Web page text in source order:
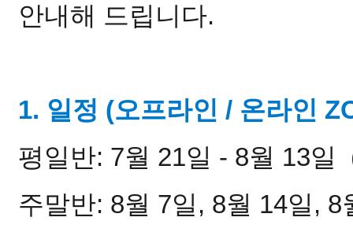
안내해 드립니다.
1. 일정 (오프라인 / 온라인
평일반: 7월 21일 - 8월 13일
주말반: 8월 7일, 8월 14일, 8